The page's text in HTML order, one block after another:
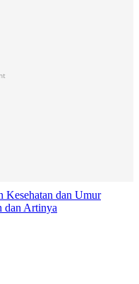
Kesehatan dan Umur
dan Artinya